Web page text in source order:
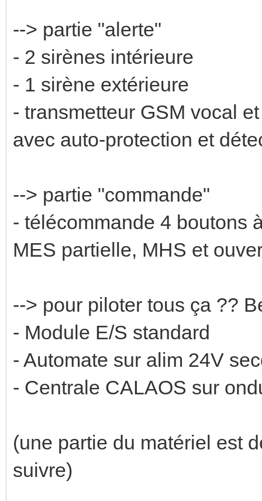
--> partie "alerte"
- 2 sirènes intérieure
- 1 sirène extérieure
- transmetteur GSM vocal
avec auto-protection et
--> partie "commande"
- télécommande 4 boutons
MES partielle, MHS et
--> pour piloter tous ça ??
- Module E/S standard
- Automate sur alim 24V
- Centrale CALAOS sur
(une partie du matériel est
suivre)